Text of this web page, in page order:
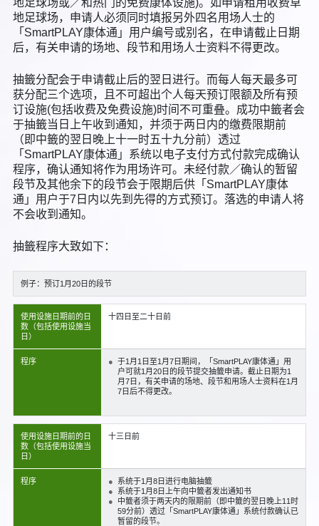
地足球场或／和热门的免费康体设施)。如申请租用收费草
地足球场，申请人必须同时填报另外四名用场人士的
「SmartPLAY康体通」用户编号或别名，在申请截止日期
后，有关申请的场地、段节和用场人士资料不得更改。
抽籤分配会于申请截止后的翌日进行。而每人每天最多可
获分配三个选项，且不可超出个人每天预订限额及所有预
订设施(包括收费及免费设施)时间不可重叠。成功中籤者会
于抽籤当日上午收到通知，并须于两日内的缴费限期前
（即中籤的翌日晚上十一时五十九分前）透过
「SmartPLAY康体通」系统以电子支付方式付款完成确认
程序，确认通知将作为用场许可。未经付款／确认的暂留
段节及其他余下的段节会于限期后供「SmartPLAY康体
通」用户于7日内以先到先得的方式预订。落选的申请人将
不会收到通知。
抽籤程序大致如下：
例子：预订1月20日的段节
使用设施日期前的日
数（包括使用设施当
日）
十四日至二十日前
程序
于1月1日至1月7日期间，「SmartPLAY康体通」用
户可就1月20日的段节提交抽籤申请。截止日期为1
月7日，有关申请的场地、段节和用场人士资料在1月
7日后不得更改。
使用设施日期前的日
数（包括使用设施当
日）
十三日前
程序
系统于1月8日进行电脑抽籤
系统于1月8日上午向中籤者发出通知书
中籤者须于两天内的限期前（即中籤的翌日晚上11时
59分前）透过「SmartPLAY康体通」系统付款确认已
暂留的段节。